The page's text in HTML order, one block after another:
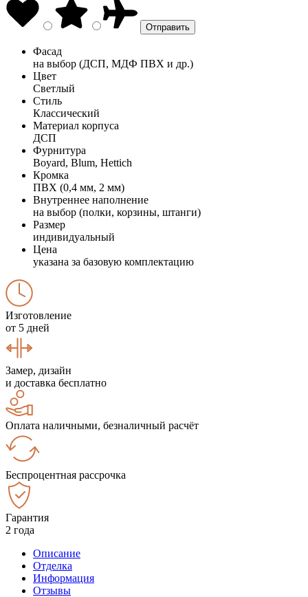
Фасад
на выбор (ДСП, МДФ ПВХ и др.)
Цвет
Светлый
Стиль
Классический
Материал корпуса
ДСП
Фурнитура
Boyard, Blum, Hettich
Кромка
ПВХ (0,4 мм, 2 мм)
Внутреннее наполнение
на выбор (полки, корзины, штанги)
Размер
индивидуальный
Цена
указана за базовую комплектацию
Изготовление
от 5 дней
Замер, дизайн
и доставка бесплатно
Оплата наличными, безналичный расчёт
Беспроцентная рассрочка
Гарантия
2 года
Описание
Отделка
Информация
Отзывы